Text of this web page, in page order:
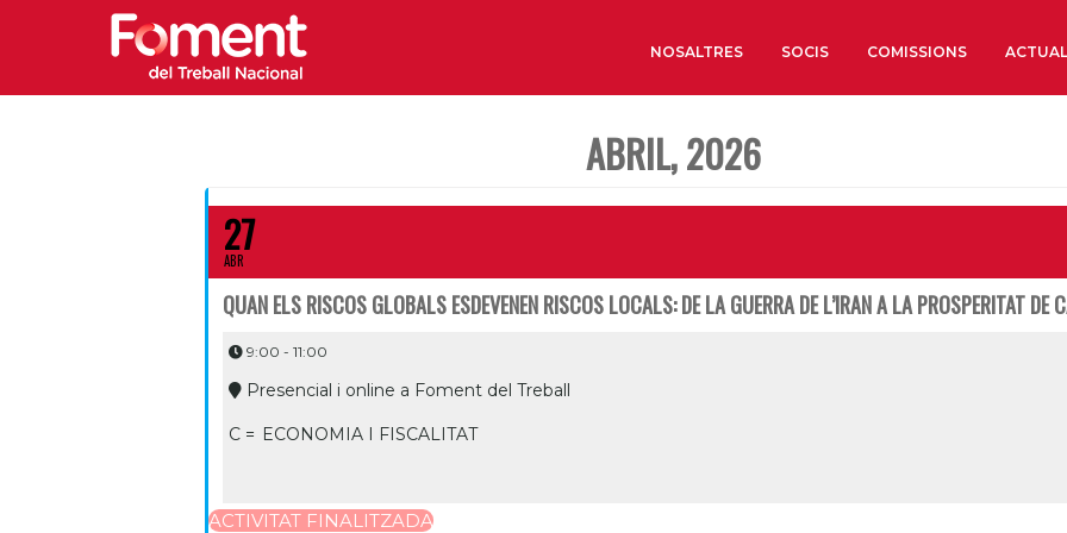
NOSALTRES
Institut d’Estudis
SOCIS COMISSIONS
ABRIL, 2026
27
ABR
QUAN ELS RISCOS GLOBALS ESDEVENEN RISCOS LOCALS: DE LA GUERRA DE L’IRAN A LA PROSPERITAT DE
9:00 - 11:00
Presencial i online a Foment del Treball
C = ECONOMIA I FISCALITAT
ACTIVITAT FINALITZADA